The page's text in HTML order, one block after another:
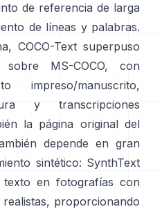
de referencia de larga
de líneas y palabras.
COCO-Text superpuso
sobre MS-COCO, con
impreso/manuscrito,
y transcripciones
la página original del
depende en gran
sintético: SynthText
texto en fotografías con
proporcionando